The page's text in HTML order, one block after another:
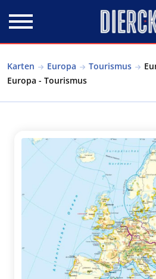
Karten Europa Tourismus
Europa - Tourismus